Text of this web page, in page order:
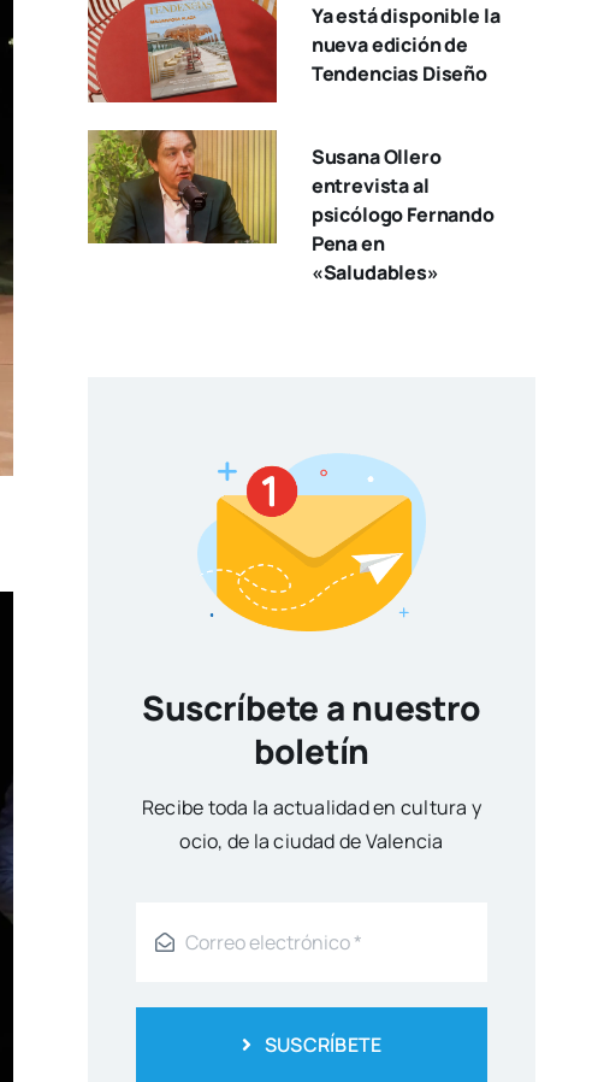
Ya está disponible la
nueva edición de
Tendencias Diseño
Susana Ollero
entrevista al
psicólogo Fernando
Pena en
«Saludables»
Suscríbete a nuestro
boletín
Reci­be toda la actua­li­dad en cul­tu­ra y
ocio, de la ciu­dad de Valen­cia
SUSCRÍBETE